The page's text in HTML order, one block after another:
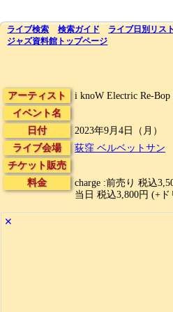
ライブ検索 検索ガイド ライブ日別 リスト
ジャズ資料館 トップページ
アーティスト
i knoW Electric Re-Bop
イベント名
日付
2023年9月4日（月）
ライブ会場
荻窪 ベルベットサン
チケット販売
料金
charge :前売り 税込
当日 税込3,800円 (+
✕